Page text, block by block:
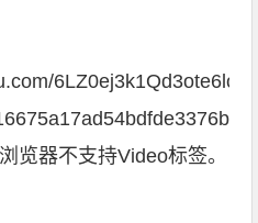
览器不支持Video标签。